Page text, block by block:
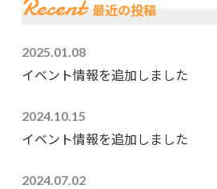
Recent 最近の投稿
2025.01.08
イベント情報を追加しました
2024.10.15
イベント情報を追加しました
2024.07.02